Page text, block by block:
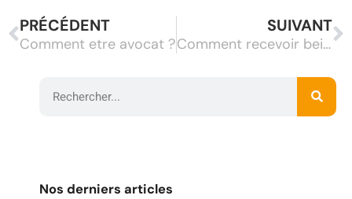
PRÉCÉDENT
Comment etre avocat ?
SUIVANT
Comment recevoir bein ?
Nos derniers articles